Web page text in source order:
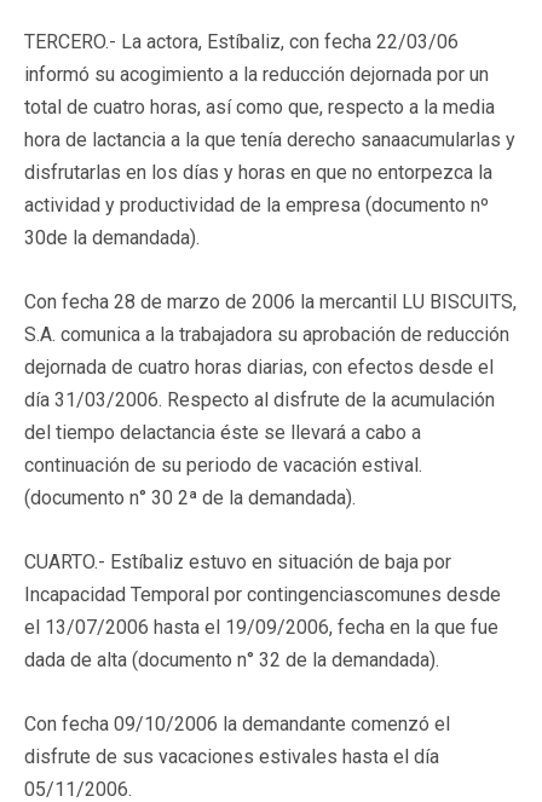
TERCERO.- La actora, Estíbaliz, con fecha 22/03/06
informó su acogimiento a la reducción dejornada por un
total de cuatro horas, así como que, respecto a la media
hora de lactancia a la que tenía derecho sanaacumularlas y
disfrutarlas en los días y horas en que no entorpezca la
actividad y productividad de la empresa (documento nº
30de la demandada).
Con fecha 28 de marzo de 2006 la mercantil LU BISCUITS,
S.A. comunica a la trabajadora su aprobación de reducción
dejornada de cuatro horas diarias, con efectos desde el
día 31/03/2006. Respecto al disfrute de la acumulación
del tiempo delactancia éste se llevará a cabo a
continuación de su periodo de vacación estival.
(documento n° 30 2ª de la demandada).
CUARTO.- Estíbaliz estuvo en situación de baja por
Incapacidad Temporal por contingenciascomunes desde
el 13/07/2006 hasta el 19/09/2006, fecha en la que fue
dada de alta (documento n° 32 de la demandada).
Con fecha 09/10/2006 la demandante comenzó el
disfrute de sus vacaciones estivales hasta el día
05/11/2006.